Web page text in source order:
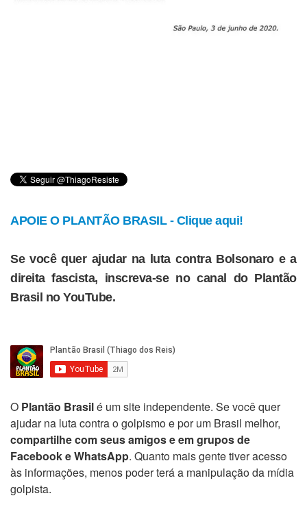
APOIE O PLANTÃO BRASIL - Clique aqui!
Se você quer ajudar na luta contra Bolsonaro e a
direita fascista, inscreva-se no canal do Plantão
Brasil no YouTube.
O Plantão Brasilé um site independente. Se você quer
ajudar na luta contra o golpismo e por um Brasil melhor,
compartilhe com seus amigos e em grupos de
Facebook e WhatsApp. Quanto mais gente tiver acesso
às informações, menos poder terá a manipulação da mídia
golpista.